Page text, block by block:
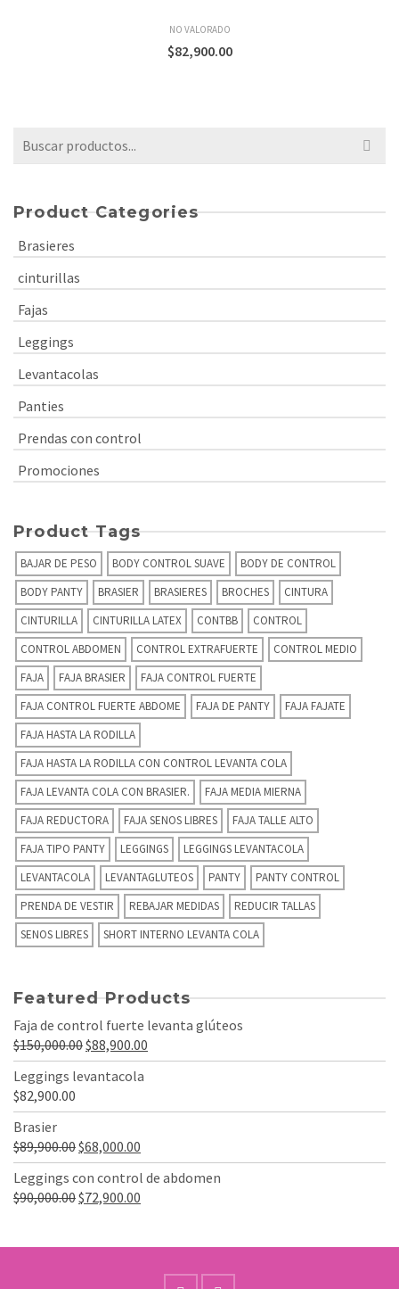
NO VALORADO
$82,900.00
Buscar
Product Categories
Brasieres
cinturillas
Fajas
Leggings
Levantacolas
Panties
Prendas con control
Promociones
Product Tags
BAJAR DE PESO BODY CONTROL SUAVE
BODY DE CONTROL
BODY PANTY
BRASIER BRASIERES BROCHES
CINTURA
CINTURILLA
CINTURILLA LATEX CONTBB
CONTROL
CONTROL ABDOMEN
CONTROL EXTRAFUERTE
CONTROL MEDIO
FAJA
FAJA BRASIER
FAJA CONTROL FUERTE
FAJA CONTROL FUERTE ABDOME
FAJA DE PANTY
FAJA FAJATE
FAJA HASTA LA RODILLA
FAJA HASTA LA RODILLA CON CONTROL LEVANTA COLA
FAJA LEVANTA COLA CON BRASIER.
FAJA MEDIA MIERNA
FAJA REDUCTORA
FAJA SENOS LIBRES
FAJA TALLE ALTO
FAJA TIPO PANTY
LEGGINGS
LEGGINGS LEVANTACOLA
LEVANTACOLA
LEVANTAGLUTEOS PANTY
PANTY CONTROL
PRENDA DE VESTIR
REBAJAR MEDIDAS
REDUCIR TALLAS
SENOS LIBRES
SHORT INTERNO LEVANTA COLA
Featured Products
Faja de control fuerte levanta glúteos
$150,000.00El
precio
original
era:
$88,900.00
precio
es:
Leggings levantacola
$82,900.00
Brasier
$89,900.00El
precio
original
era:
$68,000.00
precio
actual
es:
Leggings con control de abdomen
$90,000.00El
$72,900.00